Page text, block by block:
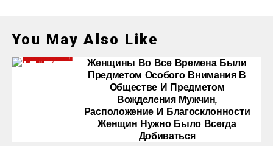
You May Also Like
Женщины Во Все Времена Были
Предметом Особого Внимания В
Обществе И Предметом
Вожделения Мужчин,
Расположение И Благосклонности
Женщин Нужно Было Всегда
Добиваться